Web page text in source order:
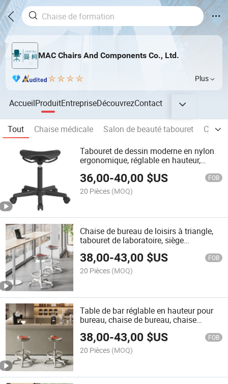
MAC Chairs And Components Co., Ltd.
Plus
AccueilProduitEntrepriseDécouvrezContact
Tout Chaise médicale Salon de beauté tabouret
Tabouret de dessin moderne en nylon
ergonomique, réglable en hauteur,
école, salon
36,00-40,00 $US FOB
20 Pièces (MOQ)
Chaise de bureau de loisirs à triangle,
tabouret de laboratoire, siège
ergonomique, fauteuil de santé, chaise
de salon de beauté, tabouret réglable
en selle
38,00-43,00 $US FOB
20 Pièces (MOQ)
Table de bar réglable en hauteur pour
bureau, chaise de bureau, chaise
debout oscillante, tabouret de bureau,
bureau debout antidérapant
38,00-43,00 $US FOB
20 Pièces (MOQ)